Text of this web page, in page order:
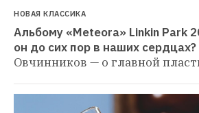
НОВАЯ КЛАССИКА
Альбому «Meteora» Linkin Park
он до сих пор в наших сердцах?
Овчинников — о главной